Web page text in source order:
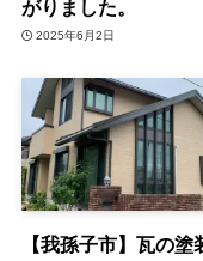
がりました。
2025年6月2日
【我孫子市】瓦の塗